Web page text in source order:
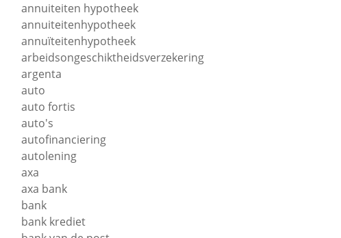
annuiteiten hypotheek
annuiteitenhypotheek
annuïteitenhypotheek
arbeidsongeschiktheidsverzekering
argenta
auto
auto fortis
auto's
autofinanciering
autolening
axa
axa bank
bank
bank krediet